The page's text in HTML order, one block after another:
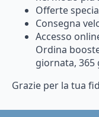
Offerte
Consegna
Accesso
Ordina
giornata, 365
Grazie per la tua